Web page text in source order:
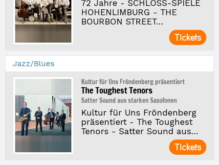
72 Jahre - SCHLOSS-SPIELE
HOHENLIMBURG - THE
BOURBON STREET...
Tickets
Jazz/Blues
Kultur für Uns Fröndenberg präsentiert
The Toughest Tenors
Satter Sound aus starken Saxofonen
Kultur für Uns Fröndenberg
präsentiert - The Toughest
Tenors - Satter Sound aus...
Tickets